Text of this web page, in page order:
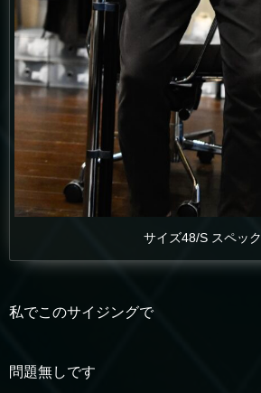
サイズ48/S スペック
私でこのサイジングで
問題無しです